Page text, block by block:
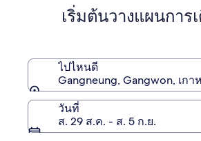
เกี่ยว
กับ
เริ่มต้นวางแผนการ
ไปไหนดี
Gangneung, Gangwon, เกา
วันที่
ส. 29 ส.ค. - ส. 5 ก.ย.